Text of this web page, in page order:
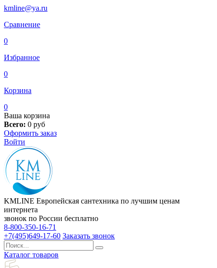
kmline@ya.ru
Сравнение
0
Избранное
0
Корзина
0
Ваша корзина
Всего: 0 руб
Оформить заказ
Войти
KMLINE Европейская сантехника по лучшим ценам
интернета
звонок по России бесплатно
8-800-350-16-71
+7(495)649-17-60 Заказать звонок
Каталог товаров